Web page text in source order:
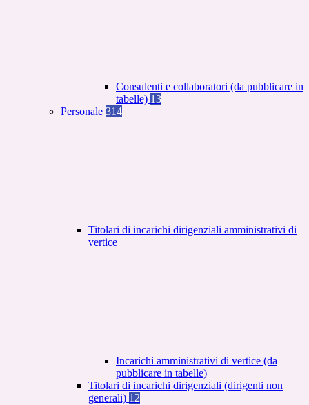
Consulenti e collaboratori (da pubblicare in
tabelle) 13
Personale 314
Titolari di incarichi dirigenziali amministrativi di
vertice
Incarichi amministrativi di vertice (da
pubblicare in tabelle)
Titolari di incarichi dirigenziali (dirigenti non
generali) 12